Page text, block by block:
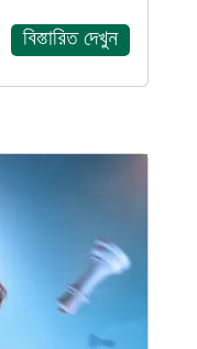
বিস্তারিত দেখুন